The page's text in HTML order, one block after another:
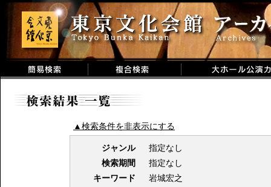
▲検索条件を非表示にする
ジャンル
指定なし
検索期間
指定なし
キーワード
岩城宏之